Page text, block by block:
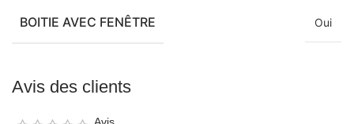
BOITIE AVEC FENÊTRE Oui
Avis des clients
Avis